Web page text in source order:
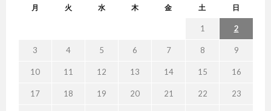
月 火 水 木 金 土 日
1 2
3 4 5 6 7 8 9
10 11 12 13 14 15 16
17 18 19 20 21 22 23